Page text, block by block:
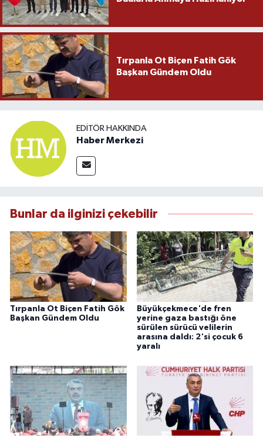
Tırpanla Ot Biçen Fatih Gök
Başkan Gündem Oldu
EDITÖR HAKKINDA
Haber Merkezi
Bunlar da ilginizi çekebilir
Tırpanla Ot Biçen Fatih Gök
Başkan Gündem Oldu
Büyükçekmece'de fren
yerine gaza bastığı öne
sürülen sürücü velilerin
arasına daldı: 2'si çocuk 6
yaralı